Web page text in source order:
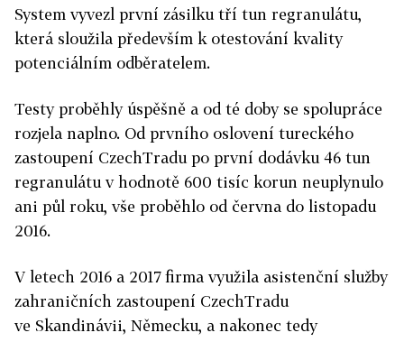
System vyvezl první zásilku tří tun regranulátu,
která sloužila především k otestování kvality
potenciálním odběratelem.
Testy proběhly úspěšně a od té doby se spolupráce
rozjela naplno. Od prvního oslovení tureckého
zastoupení CzechTradu po první dodávku 46 tun
regranulátu v hodnotě 600 tisíc korun neuplynulo
ani půl roku, vše proběhlo od června do listopadu
2016.
V letech 2016 a 2017 firma využila asistenční služby
zahraničních zastoupení CzechTradu
ve Skandinávii, Německu, a nakonec tedy